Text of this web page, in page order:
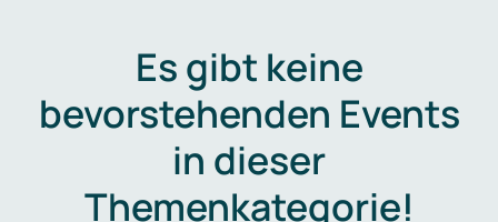
Es gibt keine
bevorstehenden Events
in dieser
Themenkategorie!